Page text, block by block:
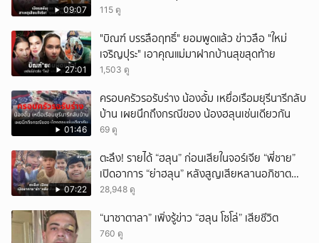
09:07
รถเคลื่อนร่าง!
115 ดู
27:01
"บิณฑ์ บรรลือฤทธิ์" ยอมพูดแล้ว ข่าวลือ "ใหม่
เจริญปุระ" เอาคุณแม่มาฝากบ้านสุขสุดท้าย
1,503 ดู
01:46
ครอบครัวรอรับร่าง น้องอั้ม เหยื่อเรือมยุรีนารีกลับ
บ้าน เผยนึกถึงกรณีของ น้องฮลุนเช่นเดียวกัน
69 ดู
07:22
ตะลึง! รายได้ “ฮลุน” ก่อนเสียในจอร์เจีย “พี่ชาย”
เปิดอาการ “ย่าฮลุน” หลังสูญเสียหลานอภิชาต
บุตร!
28,948 ดู
“นาซาตาลา” เพิ่งรู้ข่าว “ฮลุน โซโล่” เสียชีวิต
760 ดู